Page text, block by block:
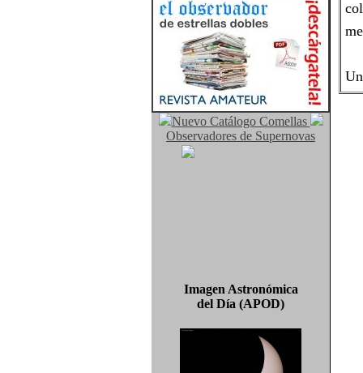
Nuevo Catálogo Comellas
Observadores de Supernovas
Imagen Astronómica
del Día (APOD)